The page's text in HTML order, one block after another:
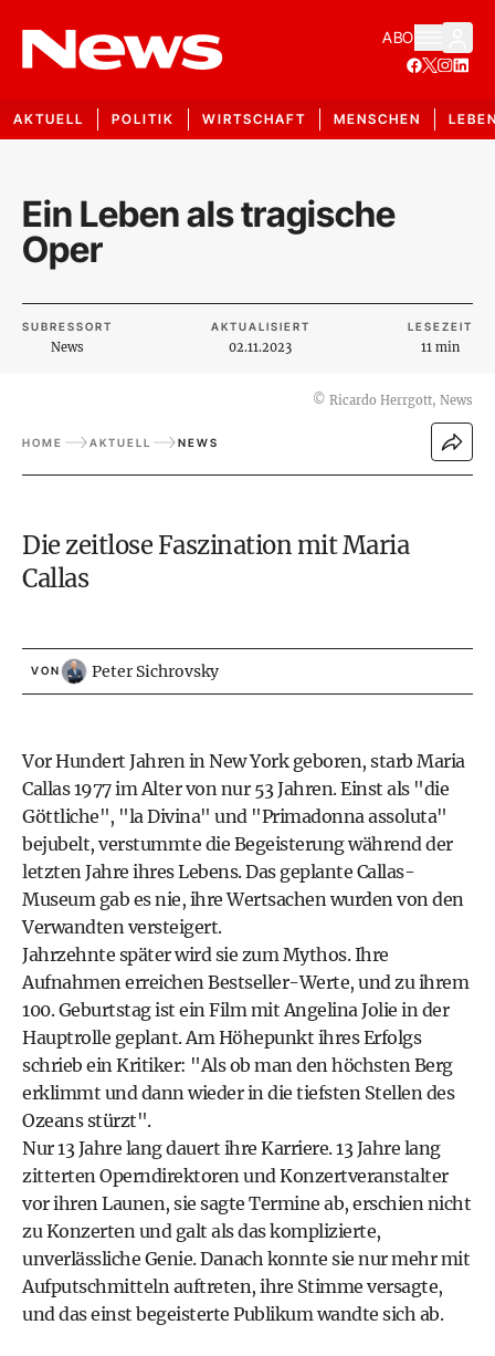
ABO
AKTUELL POLITIK WIRTSCHAFT MENSCHEN
Ein Leben als tragische
Oper
SUBRESSORT
News
AKTUALISIERT
02.11.2023
LESEZEIT
11 min
© Ricardo Herrgott, News
HOME AKTUELL NEWS
Die zeitlose Faszination mit Maria
Callas
VON Peter Sichrovsky
Vor Hundert Jahren in New York geboren, starb Maria
Callas 1977 im Alter von nur 53 Jahren. Einst als "die
Göttliche", "la Divina" und "Primadonna assoluta"
bejubelt, verstummte die Begeisterung während der
letzten Jahre ihres Lebens. Das geplante Callas-
Museum gab es nie, ihre Wertsachen wurden von den
Verwandten versteigert.
Jahrzehnte später wird sie zum Mythos. Ihre
Aufnahmen erreichen Bestseller-Werte, und zu ihrem
100. Geburtstag ist ein Film mit Angelina Jolie in der
Hauptrolle geplant. Am Höhepunkt ihres Erfolgs
schrieb ein Kritiker: "Als ob man den höchsten Berg
erklimmt und dann wieder in die tiefsten Stellen des
Ozeans stürzt".
Nur 13 Jahre lang dauert ihre Karriere. 13 Jahre lang
zitterten Operndirektoren und Konzertveranstalter
vor ihren Launen, sie sagte Termine ab, erschien nicht
zu Konzerten und galt als das komplizierte,
unverlässliche Genie. Danach konnte sie nur mehr mit
Aufputschmitteln auftreten, ihre Stimme versagte,
und das einst begeisterte Publikum wandte sich ab.